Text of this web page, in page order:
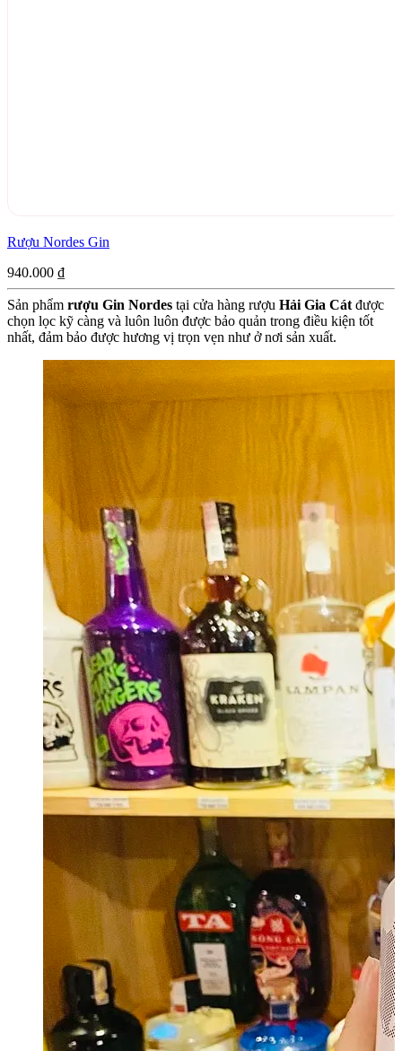
Rượu Nordes Gin
940.000 ₫
Sản phẩm rượu Gin Nordes tại cửa hàng rượu Hải Gia Cát được
chọn lọc kỹ càng và luôn luôn được bảo quản trong điều kiện tốt
nhất, đảm bảo được hương vị trọn vẹn như ở nơi sản xuất.